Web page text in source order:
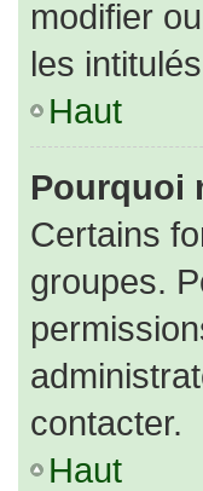
modifier
les
Haut
Pourquoi
Certains
groupes.
contacter.
Haut